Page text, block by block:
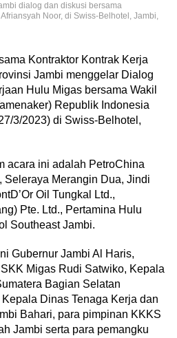
dialog dan diskusi bersama
Noor, di Swiss-Belhotel, Jambi,
Kontraktor Kontrak Kerja
Jambi menggelar Dialog
Hulu Migas bersama Wakil
Republik Indonesia
3/2023) di Swiss-Belhotel,
acara ini adalah PetroChina
Seleraya Merangin Dua, Jindi
Oil Tungkal Ltd.,
Pte. Ltd., Pertamina Hulu
Southeast Jambi.
Gubernur Jambi Al Haris,
Migas Rudi Satwiko, Kepala
Bagian Selatan
Dinas Tenaga Kerja dan
Bahari, para pimpinan KKKS
Jambi serta para pemangku